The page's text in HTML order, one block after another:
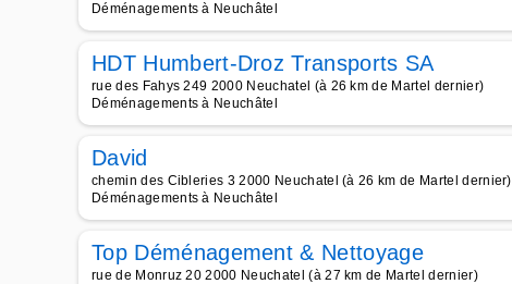
Déménagements à Neuchâtel
HDT Humbert-Droz Transports SA
rue des Fahys 249 2000 Neuchatel (à 26 km de Martel dernier)
Déménagements à Neuchâtel
David
chemin des Cibleries 3 2000 Neuchatel (à 26 km de Martel dernier)
Déménagements à Neuchâtel
Top Déménagement & Nettoyage
rue de Monruz 20 2000 Neuchatel (à 27 km de Martel dernier)